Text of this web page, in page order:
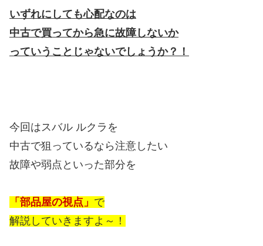
いずれにしても心配なのは
中古で買ってから急に故障しないか
っていうことじゃないでしょうか？！
今回はスバル ルクラを
中古で狙っているなら注意したい
故障や弱点といった部分を
「部品屋の視点」 で
解説していきますよ～！